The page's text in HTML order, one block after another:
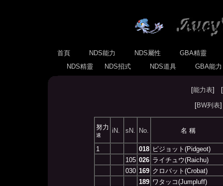
首頁 NDS能力 NDS屬性
GBA精靈
NDS精靈
NDS招式 NDS道具 GBA能
[能力表] [
[BW列表
努力
速
iN. sN. No. 名 稱
1 018 ピジョット(Pidgeot)
105 026 ライチュウ(Raichu)
030 169 クロバット(Crobat)
189 ワタッコ(Jumpluff)